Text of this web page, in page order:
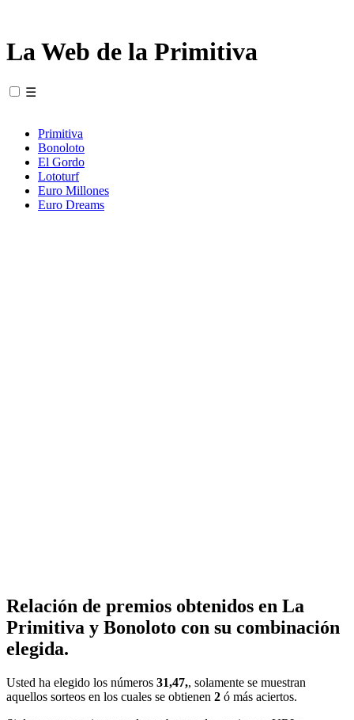
La Web de la Primitiva
☰
Primitiva
Bonoloto
El Gordo
Lototurf
Euro Millones
Euro Dreams
Relación de premios obtenidos en La
Primitiva y Bonoloto con su combinación
elegida.
Usted ha elegido los números 31,47,, solamente se muestran
aquellos sorteos en los cuales se obtienen 2 ó más aciertos.